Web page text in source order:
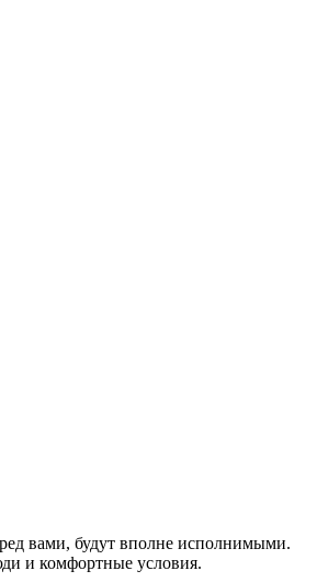
вами, будут вполне исполнимыми.
и комфортные условия.